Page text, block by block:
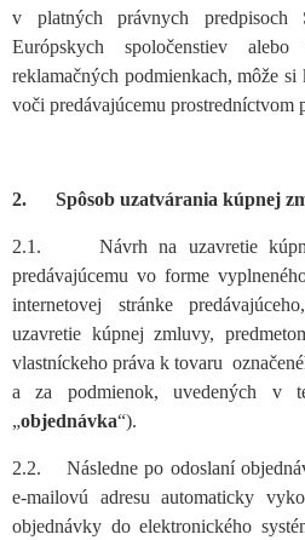
v platných právnych predpisoch
Európskych spoločenstiev
reklamačných podmienkach, môže
voči predávajúcemu prostredníctvom
2. Spôsob uzatvárania kúpnej
2.1. Návrh na uzavretie
predávajúcemu vo forme
internetovej stránke
uzavretie kúpnej zmluvy,
vlastníckeho práva k tovaru
a za podmienok, uvedených v
„objednávka“).
2.2. Následne po odoslaní
e-mailovú adresu automaticky
objednávky do elektronického